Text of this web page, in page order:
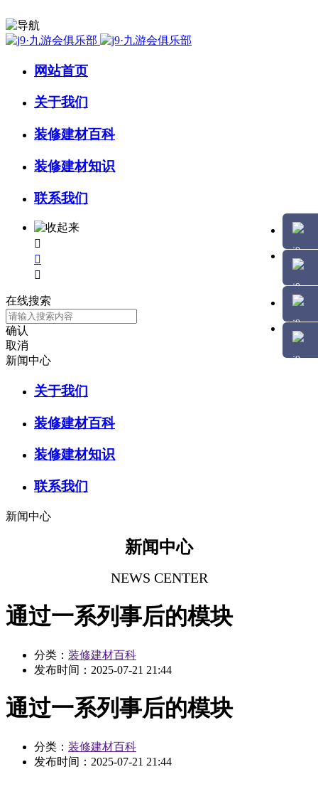
网站首页
关于我们
装修建材百科
装修建材知识
联系我们



在线搜索
确认
取消
新闻中心
关于我们
装修建材百科
装修建材知识
联系我们
新闻中心
新闻中心
NEWS CENTER
通过一系列事后的模块
分类： 装修建材百科
发布时间： 2025-07-21 21:44
通过一系列事后的模块
分类： 装修建材百科
发布时间： 2025-07-21 21:44